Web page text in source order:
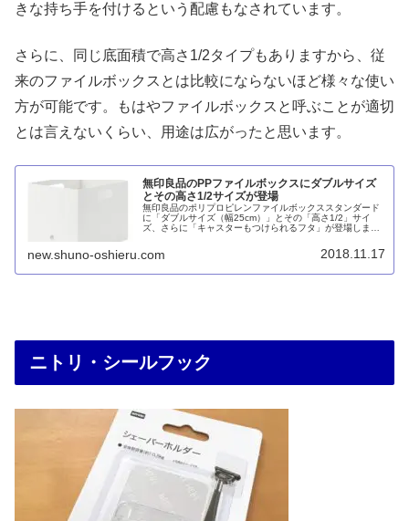
きな持ち手を付けるという配慮もなされています。
さらに、同じ底面積で高さ1/2タイプもありますから、従
来のファイルボックスとは比較にならないほど様々な使い
方が可能です。もはやファイルボックスと呼ぶことが適切
とは言えないくらい、用途は広がったと思います。
無印良品のPPファイルボックスにダブルサイズ
とその高さ1/2サイズが登場
無印良品のポリプロピレンファイルボックススタンダード
に「ダブルサイズ（幅25cm）」とその「高さ1/2」サイ
ズ、さらに「キャスターもつけられるフタ」が登場しまし
かったものが補完されました。ニトリもこれに続くでしょ
うか。
new.shuno-oshieru.com 2018.11.17
ニトリ・シールフック